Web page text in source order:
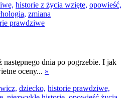
historie z życia wzięte, opowieść,
zmiana
następnego dnia po pogrzebie. I jak
oceny... »
dziecko, historie prawdziwe,